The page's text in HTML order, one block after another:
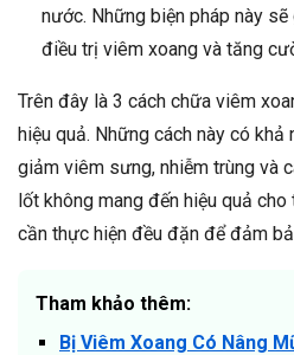
nước. Những biện pháp này
điều trị viêm xoang và tăng
Trên đây là 3 cách chữa viêm
hiệu quả. Những cách này có
giảm viêm sưng, nhiễm trùng và
lốt không mang đến hiệu quả
cần thực hiện đều đặn để đảm
Tham khảo thêm:
Bị Viêm Xoang Có Nâng